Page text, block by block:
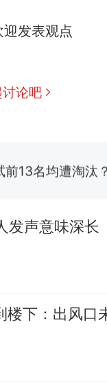
发表观点
论吧
，仅凭视频评出
13名均遭淘汰
老师一句“跟我
发声意味深长
楼下：出风口